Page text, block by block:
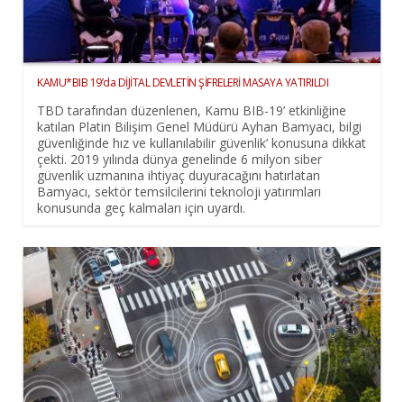
KAMU*BIB 19’da DİJİTAL DEVLETİN ŞİFRELERİ MASAYA YATIRILDI
TBD tarafından düzenlenen, Kamu BIB-19’ etkinliğine
katılan Platin Bilişim Genel Müdürü Ayhan Bamyacı, bilgi
güvenliğinde hız ve kullanılabilir güvenlik’ konusuna dikkat
çekti. 2019 yılında dünya genelinde 6 milyon siber
güvenlik uzmanına ihtiyaç duyuracağını hatırlatan
Bamyacı, sektör temsilcilerini teknoloji yatırımları
konusunda geç kalmaları için uyardı.